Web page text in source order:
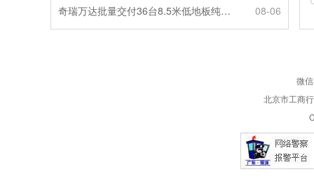
奇瑞万达批量交付36台8.5米低地板纯电公交
08-06
微
北京市工商